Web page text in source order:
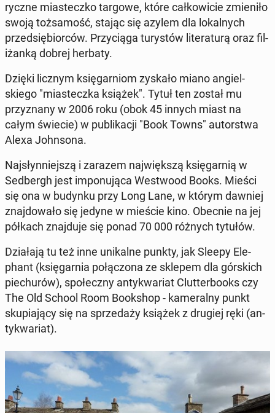
ryczne mi­asteczko targowe, które całkowicie zmieniło
swoją tożsamość, stając się azylem dla lokalnych
przed­siębior­ców. Przy­cią­ga tu­rys­tów lit­er­aturą oraz fil­
iżanką dobrej herbaty.
Dzięki licznym księ­gar­niom zyskało miano ang­iel­
skiego "mi­astecz­ka książek". Tytuł ten został mu
przyz­nany w 2006 roku (obok 45 innych miast na
całym świecie) w pub­likacji "Book Towns" au­torstwa
Alexa John­sona.
Na­jsłyn­niejszą i zarazem na­jwięk­szą księ­gar­nią w
Sed­bergh jest im­ponu­ją­ca West­wood Books. Mieści
się ona w budynku przy Long Lane, w którym dawniej
zna­j­dowało się jedyne w mieście kino. Obecnie na jej
półkach zna­j­du­je się ponad 70 000 różnych tytułów.
Dzi­ała­ją tu też inne unikalne punkty, jak Sleepy Ele­
phant (księ­gar­nia połąc­zona ze sklepem dla górs­kich
piechurów), społeczny an­tyk­wari­at Clut­ter­books czy
The Old School Room Book­shop - kam­er­al­ny punkt
sku­pi­a­ją­cy się na sprzedaży książek z drugiej ręki (an­
tyk­wari­at).